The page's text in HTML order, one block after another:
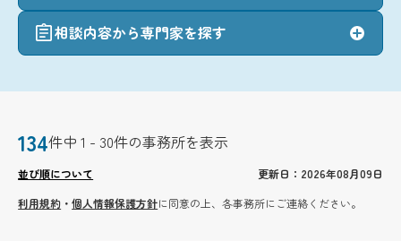
相談内容から専門家を探す
134件中 1 - 30件の事務所を表示
並び順について
更新日：2026年08月09日
利用規約 ・個人情報保護方針に同意の上、各事務所にご連絡ください。